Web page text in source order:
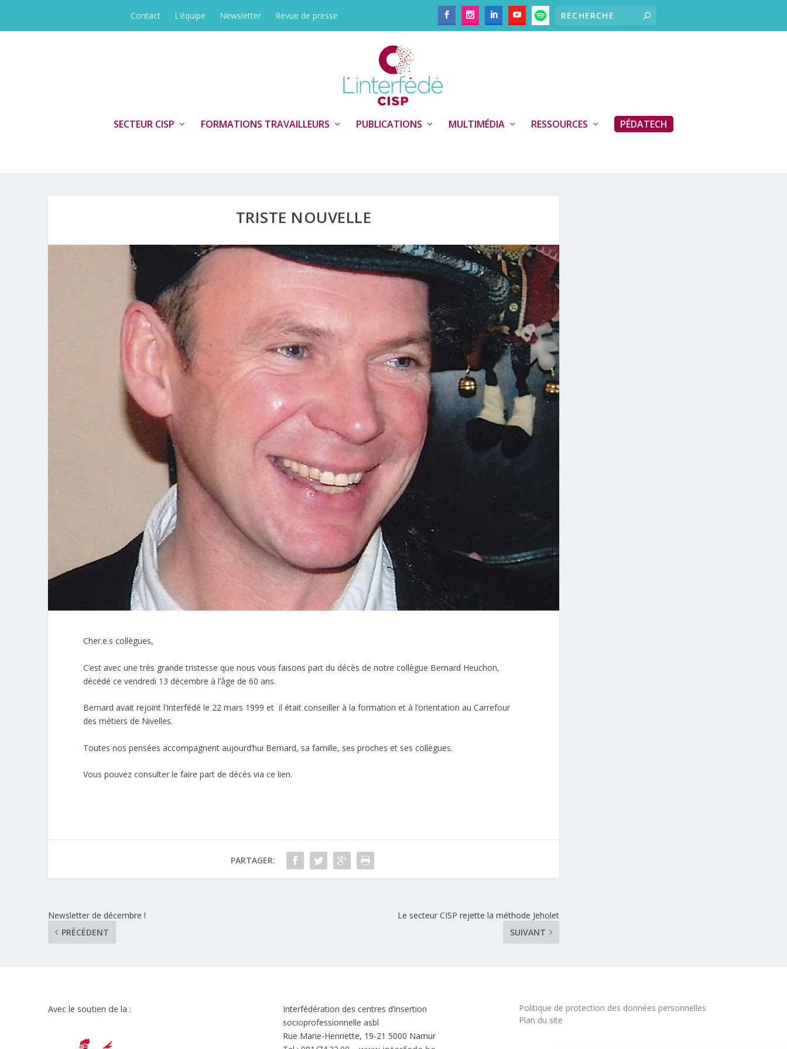
Contact L’équipe Newsletter Revue de presse
SECTEUR CISP FORMATIONS TRAVAILLEURS PUBLICATIONS MULTIMÉDIA RESSOURCES PÉDATECH
TRISTE NOUVELLE
Cher.e.s collègues,
C’est avec une très grande tristesse que nous vous faisons part du décès de notre collègue Bernard Heuchon,
décédé ce vendredi 13 décembre à l’âge de 60 ans.
Bernard avait rejoint l’Interfédé le 22 mars 1999 et il était conseiller à la formation et à l’orientation au Carrefour
des métiers de Nivelles.
Toutes nos pensées accompagnent aujourd’hui Bernard, sa famille, ses proches et ses collègues.
Vous pouvez consulter le faire part de décèsvia ce lien.
PARTAGER:
Newsletter de décembre !
PRÉCÉDENT
Le secteur CISP rejette la méthode Jeholet
SUIVANT
Avec le soutien de la :
Interfédération des centres d’insertion
socioprofessionnelle asbl
Rue Marie-Henriette, 19-21 5000 Namur
Politique de protection des données personnelles
Plan du site